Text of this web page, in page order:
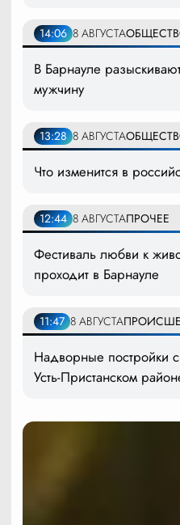
14:06 8 АВГУСТА
В Барнауле
мужчину
13:28 8 АВГУСТА
Что изменится в
12:44 8 АВГУСТАПРОЧЕЕ
Фестиваль любви к
проходит в Барнауле
11:47 8 АВГУСТА
Надворные постройки
Усть-Пристанском